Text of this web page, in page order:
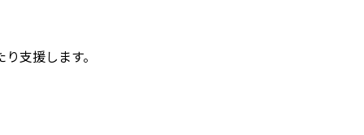
支援します。